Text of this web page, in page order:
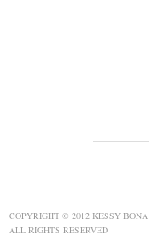
COPYRIGHT © 2012 KESSY BONA
ALL RIGHTS RESERVED